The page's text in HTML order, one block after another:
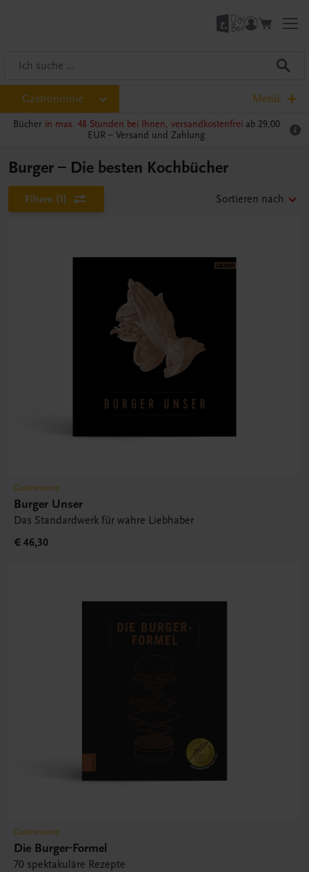
Gastronomie Menü
Bücher in max. 48 Stunden bei Ihnen, versandkostenfrei ab 29,00
EUR – Versand und Zahlung
Burger – Die besten Kochbücher
Filtern (1) Sortieren nach
Gastronomie
Burger Unser
Das Standardwerk für wahre Liebhaber
€ 46,30
Gastronomie
Die Burger-Formel
70 spektakuläre Rezepte